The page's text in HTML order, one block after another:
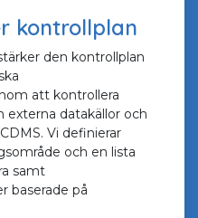
kontrollplan
den kontrollplan
att kontrollera
datakällor och
Vi definierar
och en lista
samt
baserade på